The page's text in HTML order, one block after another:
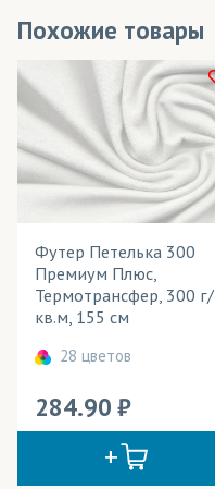
Похожие товары
Футер Петелька 300
Премиум Плюс,
Термотрансфер, 300 г/
кв.м, 155 см
28 цветов
284.90